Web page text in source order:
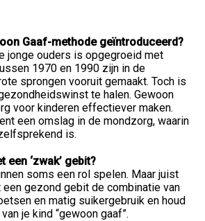
Gaaf-methode geïntroduceerd?
jonge ouders is opgegroeid met
1970 en 1990 zijn in de
sprongen vooruit gemaakt. Toch is
te halen. Gewoon
voor kinderen effectiever maken.
een omslag in de mondzorg, waarin
is.
een ‘zwak’ gebit?
soms een rol spelen. Maar juist
gezond gebit de combinatie van
en matig suikergebruik en houd
je kind “gewoon gaaf”.